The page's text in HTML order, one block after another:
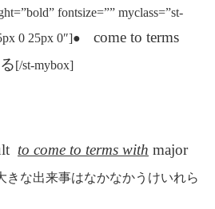
fontsize=”” myclass=”st-
0 25px 0″]● come to terms
[/st-mybox]
to come to terms with major
きな出来事はなかなかうけいれら